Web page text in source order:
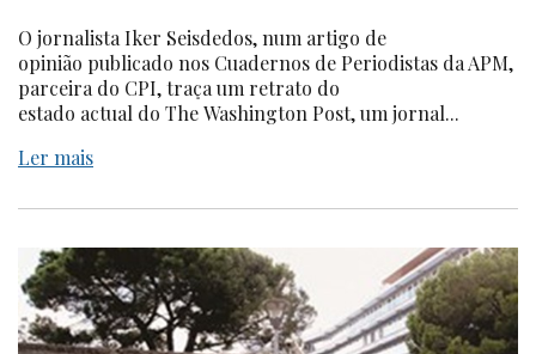
O jornalista Iker Seisdedos, num artigo de
opinião publicado nos Cuadernos de Periodistas da APM,
parceira do CPI, traça um retrato do
estado actual do The Washington Post, um jornal...
Ler mais